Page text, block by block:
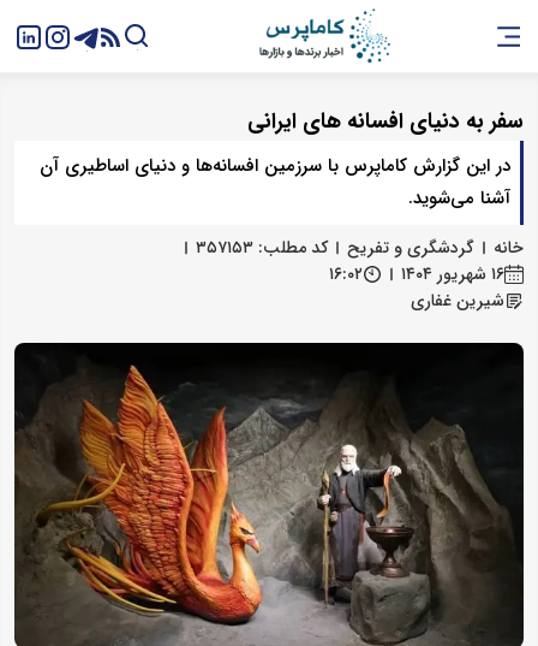
سفر به دنیای افسانه ‌های ایرانی
در این گزارش کاماپرس با سرزمین‌ افسانه‌ها و دنیای اساطیری آن
آشنا می‌شوید.
خانه گردشگری و تفریح
کد مطلب: ۳۵۷۱۵۳
۱۶ شهریور ۱۴۰۴
۱۶:۰۲
شیرین غفاری